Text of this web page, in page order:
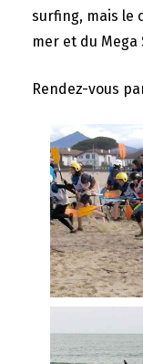
surfing, mais le
mer et du Mega
Rendez-vous